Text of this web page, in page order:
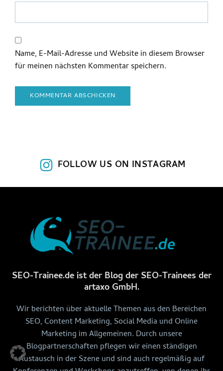
Name, E-Mail-Adresse und Website in diesem Browser
für meinen nächsten Kommentar speichern.
FOLLOW US ON INSTAGRAM
SEO-Trainee.de ist der Blog der SEO-Trainees der
artaxo GmbH.
Wir berichten über aktuelle Themen aus den Bereichen
SEO, Content Marketing, Social Media und Online
Marketing im Allgemeinen. Durch unsere
Blogpartnerschaften pflegen wir einen ständigen
Austausch in der Szene und sind auch regelmäßig auf